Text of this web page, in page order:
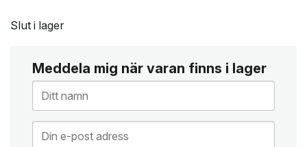
Slut i lager
Meddela mig när varan finns i lager